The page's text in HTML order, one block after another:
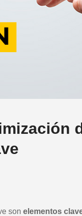
son elementos